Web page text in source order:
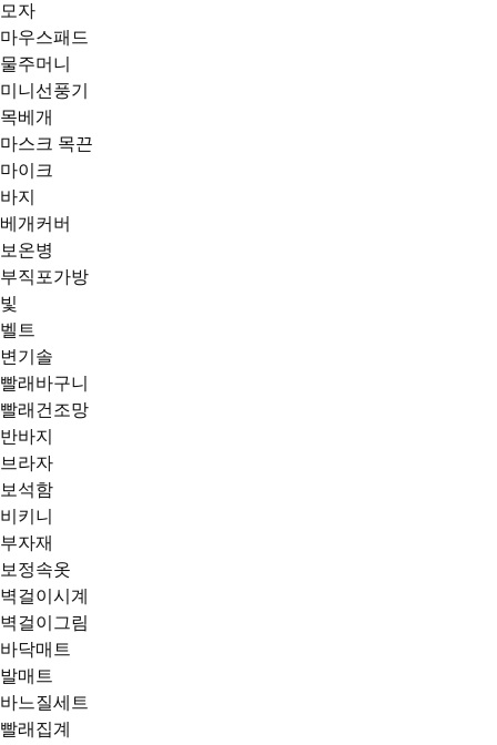
모자
마우스패드
물주머니
미니선풍기
목베개
마스크 목끈
마이크
바지
베개커버
보온병
부직포가방
빛
벨트
변기솔
빨래바구니
빨래건조망
반바지
브라자
보석함
비키니
부자재
보정속옷
벽걸이시계
벽걸이그림
바닥매트
발매트
바느질세트
빨래집계